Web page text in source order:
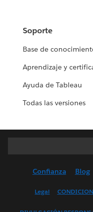
Soporte
Base de
Aprendizaje y
Ayuda de Tableau
Todas las versiones
Confianza Blog
Legal